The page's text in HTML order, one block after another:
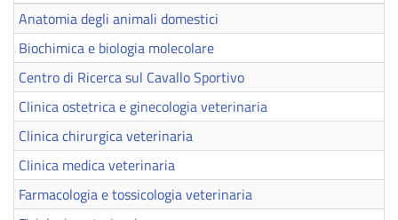
Anatomia degli animali domestici
Biochimica e biologia molecolare
Centro di Ricerca sul Cavallo Sportivo
Clinica ostetrica e ginecologia veterinaria
Clinica chirurgica veterinaria
Clinica medica veterinaria
Farmacologia e tossicologia veterinaria